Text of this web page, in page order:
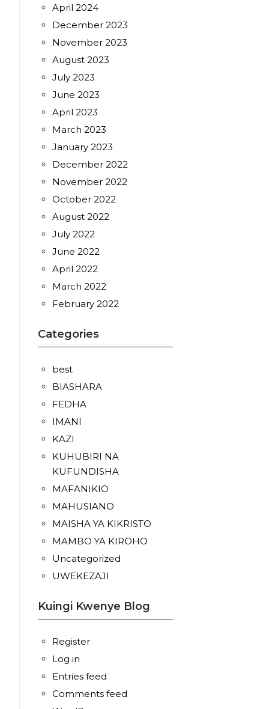
April 2024
December 2023
November 2023
August 2023
July 2023
June 2023
April 2023
March 2023
January 2023
December 2022
November 2022
October 2022
August 2022
July 2022
June 2022
April 2022
March 2022
February 2022
Categories
best
BIASHARA
FEDHA
IMANI
KAZI
KUHUBIRI NA
KUFUNDISHA
MAFANIKIO
MAHUSIANO
MAISHA YA KIKRISTO
MAMBO YA KIROHO
Uncategorized
UWEKEZAJI
Kuingi Kwenye Blog
Register
Log in
Entries feed
Comments feed